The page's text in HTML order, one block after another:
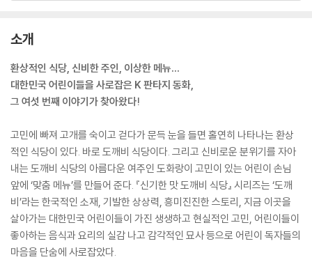
소개
환상적인 식당, 신비한 주인, 이상한 메뉴…
대한민국 어린이들을 사로잡은 K 판타지 동화,
그 여섯 번째 이야기가 찾아왔다!
고민에 빠져 고개를 숙이고 걷다가 문득 눈을 들면 홀연히 나타나는 환상
적인 식당이 있다. 바로 도깨비 식당이다. 그리고 신비로운 분위기를 자아
내는 도깨비 식당의 아름다운 여주인 도화랑이 고민이 있는 어린이 손님
앞에 ‘맞춤 메뉴’를 만들어 준다. 『신기한 맛 도깨비 식당』 시리즈는 ‘도깨
비’라는 한국적인 소재, 기발한 상상력, 흥미진진한 스토리, 지금 이곳을
살아가는 대한민국 어린이들이 가진 생생하고 현실적인 고민, 어린이들이
좋아하는 음식과 요리의 실감 나고 감각적인 묘사 등으로 어린이 독자들의
마음을 단숨에 사로잡았다.